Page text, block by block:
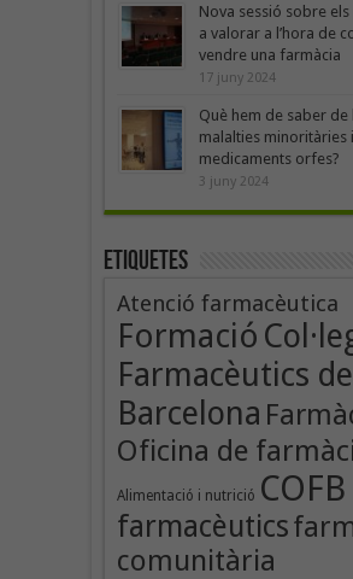
Nova sessió sobre els
a valorar a l’hora de
vendre una farmàcia
17 juny 2024
Què hem de saber de
malalties minoritàries
medicaments orfes?
3 juny 2024
Etiquetes
Atenció farmacèutica
Formació
Farmacèutics de
Barcelona
Oficina de
Alimentació i nutrició COFB
farmacèutics
comunitària